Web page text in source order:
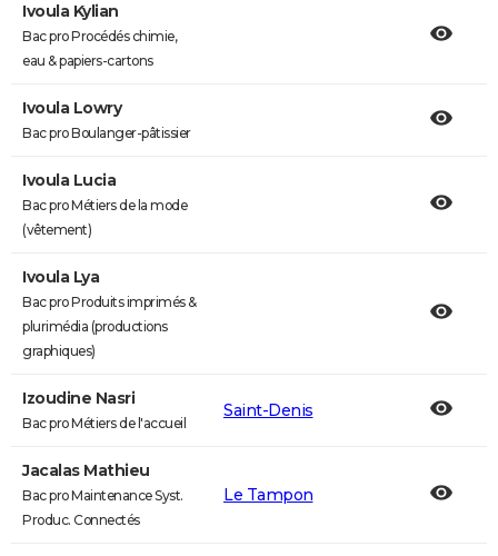
Ivoula Kylian
Bac pro Procédés chimie,
eau & papiers-cartons
Ivoula Lowry
Bac pro Boulanger-pâtissier
Ivoula Lucia
Bac pro Métiers de la mode
(vêtement)
Ivoula Lya
Bac pro Produits imprimés &
plurimédia (productions
graphiques)
Izoudine Nasri
Bac pro Métiers de l'accueil
Saint-Denis
Jacalas Mathieu
Bac pro Maintenance Syst.
Produc. Connectés
Le Tampon